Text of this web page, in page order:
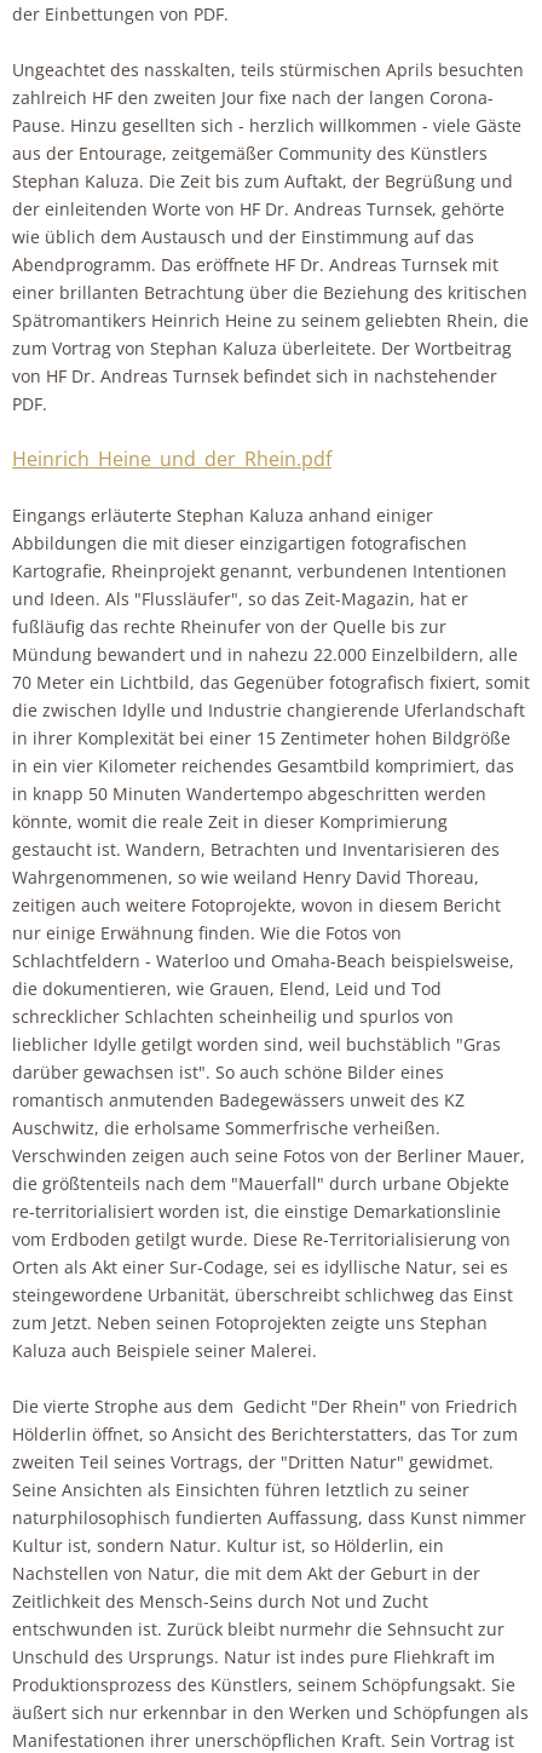
der Einbettungen von PDF.
Ungeachtet des nasskalten, teils stürmischen Aprils besuchten
zahlreich HF den zweiten Jour fixe nach der langen Corona-
Pause. Hinzu gesellten sich - herzlich willkommen - viele Gäste
aus der Entourage, zeitgemäßer Community des Künstlers
Stephan Kaluza. Die Zeit bis zum Auftakt, der Begrüßung und
der einleitenden Worte von HF Dr. Andreas Turnsek, gehörte
wie üblich dem Austausch und der Einstimmung auf das
Abendprogramm. Das eröffnete HF Dr. Andreas Turnsek mit
einer brillanten Betrachtung über die Beziehung des kritischen
Spätromantikers Heinrich Heine zu seinem geliebten Rhein, die
zum Vortrag von Stephan Kaluza überleitete. Der Wortbeitrag
von HF Dr. Andreas Turnsek befindet sich in nachstehender
PDF.
Heinrich_Heine_und_der_Rhein.pdf
Eingangs erläuterte Stephan Kaluza anhand einiger
Abbildungen die mit dieser einzigartigen fotografischen
Kartografie, Rheinprojekt genannt, verbundenen Intentionen
und Ideen. Als "Flussläufer", so das Zeit-Magazin, hat er
fußläufig das rechte Rheinufer von der Quelle bis zur
Mündung bewandert und in nahezu 22.000 Einzelbildern, alle
70 Meter ein Lichtbild, das Gegenüber fotografisch fixiert, somit
die zwischen Idylle und Industrie changierende Uferlandschaft
in ihrer Komplexität bei einer 15 Zentimeter hohen Bildgröße
in ein vier Kilometer reichendes Gesamtbild komprimiert, das
in knapp 50 Minuten Wandertempo abgeschritten werden
könnte, womit die reale Zeit in dieser Komprimierung
gestaucht ist. Wandern, Betrachten und Inventarisieren des
Wahrgenommenen, so wie weiland Henry David Thoreau,
zeitigen auch weitere Fotoprojekte, wovon in diesem Bericht
nur einige Erwähnung finden. Wie die Fotos von
Schlachtfeldern - Waterloo und Omaha-Beach beispielsweise,
die dokumentieren, wie Grauen, Elend, Leid und Tod
schrecklicher Schlachten scheinheilig und spurlos von
lieblicher Idylle getilgt worden sind, weil buchstäblich "Gras
darüber gewachsen ist". So auch schöne Bilder eines
romantisch anmutenden Badegewässers unweit des KZ
Auschwitz, die erholsame Sommerfrische verheißen.
Verschwinden zeigen auch seine Fotos von der Berliner Mauer,
die größtenteils nach dem "Mauerfall" durch urbane Objekte
re-territorialisiert worden ist, die einstige Demarkationslinie
vom Erdboden getilgt wurde. Diese Re-Territorialisierung von
Orten als Akt einer Sur-Codage, sei es idyllische Natur, sei es
steingewordene Urbanität, überschreibt schlichweg das Einst
zum Jetzt. Neben seinen Fotoprojekten zeigte uns Stephan
Kaluza auch Beispiele seiner Malerei.
Die vierte Strophe aus dem Gedicht "Der Rhein" von Friedrich
Hölderlin öffnet, so Ansicht des Berichterstatters, das Tor zum
zweiten Teil seines Vortrags, der "Dritten Natur" gewidmet.
Seine Ansichten als Einsichten führen letztlich zu seiner
naturphilosophisch fundierten Auffassung, dass Kunst nimmer
Kultur ist, sondern Natur. Kultur ist, so Hölderlin, ein
Nachstellen von Natur, die mit dem Akt der Geburt in der
Zeitlichkeit des Mensch-Seins durch Not und Zucht
entschwunden ist. Zurück bleibt nurmehr die Sehnsucht zur
Unschuld des Ursprungs. Natur ist indes pure Fliehkraft im
Produktionsprozess des Künstlers, seinem Schöpfungsakt. Sie
äußert sich nur erkennbar in den Werken und Schöpfungen als
Manifestationen ihrer unerschöpflichen Kraft. Sein Vortrag ist